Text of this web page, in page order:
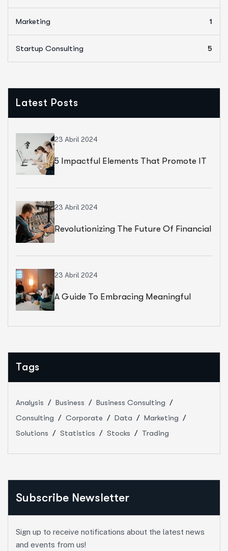
Marketing 1
Startup Consulting 5
Latest Posts
23 Abril 2024
5 Impactful Elements That Promote IT
23 Abril 2024
Revolutionizing The Future Of Financial
23 Abril 2024
A Guide To Embracing Meaningful
Tags
Analysis Business
Business Consulting
Consulting
Corporate Data
Marketing
Solutions
Statistics Stocks Trading
Subscribe Newsletter
Sign up to receive notifications about the latest news
and events from us!